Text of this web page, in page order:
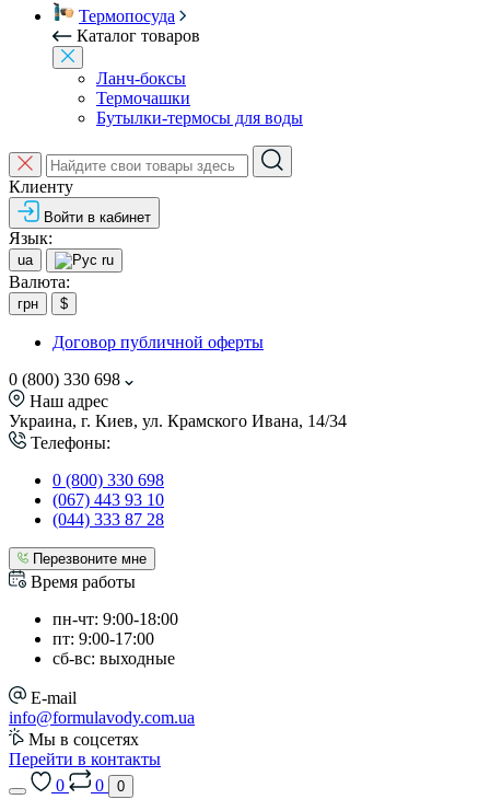
Термопосуда
Каталог товаров
Ланч-боксы
Термочашки
Бутылки-термосы для воды
Клиенту
Войти в кабинет
Язык:
ua ru
Валюта:
грн $
Договор публичной оферты
0 (800) 330 698
Наш адрес
Украина, г. Киев, ул. Крамского Ивана, 14/34
Телефоны:
0 (800) 330 698
(067) 443 93 10
(044) 333 87 28
Перезвоните мне
Время работы
пн-чт: 9:00-18:00
пт: 9:00-17:00
сб-вс: выходные
E-mail
info@formulavody.com.ua
Мы в соцсетях
Перейти в контакты
0
0 0